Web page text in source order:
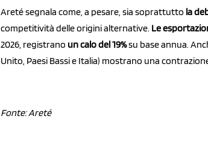
Areté segnala come, a pesare, sia soprattutto la
competitività delle origini alternative. Le
2026, registrano un calo del 19%su base annua.
Unito, Paesi Bassi e Italia) mostrano una
Fonte: Areté